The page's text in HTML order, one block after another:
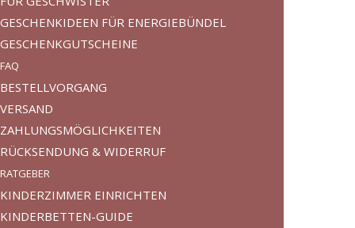
GESCHENKIDEEN FÜR ENERGIEBÜNDEL
GESCHENKGUTSCHEINE
FAQ
BESTELLVORGANG
VERSAND
ZAHLUNGSMÖGLICHKEITEN
RÜCKSENDUNG & WIDERRUF
RATGEBER
KINDERZIMMER EINRICHTEN
KINDERBETTEN-GUIDE